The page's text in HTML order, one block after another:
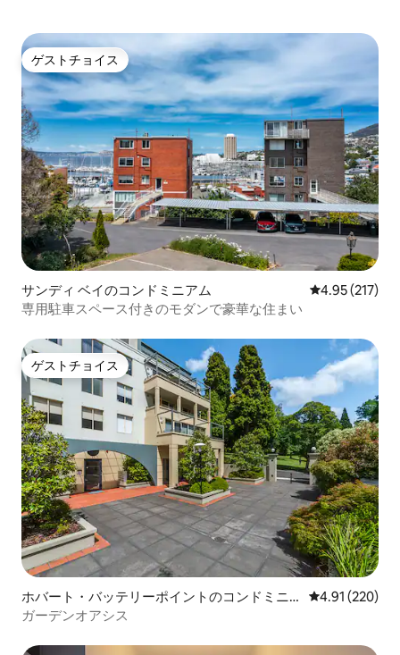
ゲストチョイス
ゲストチョイス
サンディ ベイのコンドミニアム レビュー217
4.95 (217)
専用駐車スペース付きのモダンで豪華な住まい
ゲストチョイス
ゲストチョイス
ホバート・バッテリーポイントのコンドミニ
アム
レビュー220
4.91 (220)
ガーデンオアシス